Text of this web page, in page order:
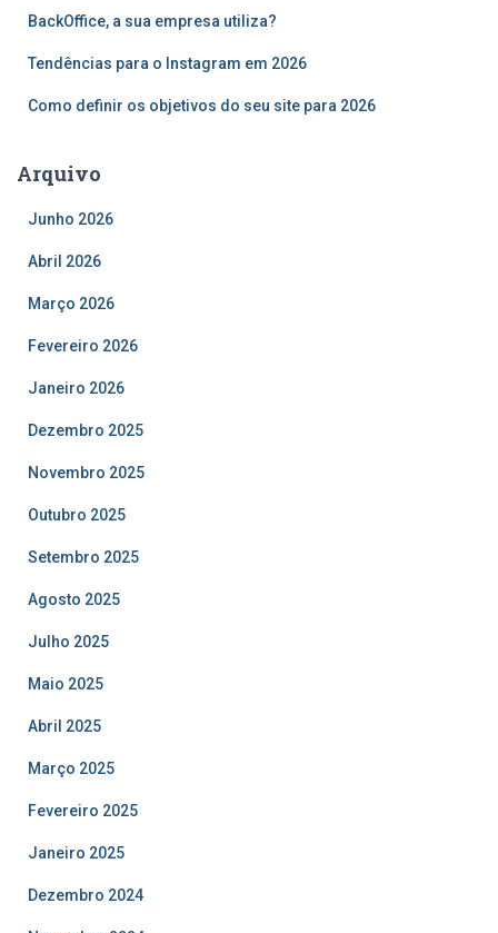
BackOffice, a sua empresa utiliza?
Tendências para o Instagram em 2026
Como definir os objetivos do seu site para 2026
Arquivo
Junho 2026
Abril 2026
Março 2026
Fevereiro 2026
Janeiro 2026
Dezembro 2025
Novembro 2025
Outubro 2025
Setembro 2025
Agosto 2025
Julho 2025
Maio 2025
Abril 2025
Março 2025
Fevereiro 2025
Janeiro 2025
Dezembro 2024